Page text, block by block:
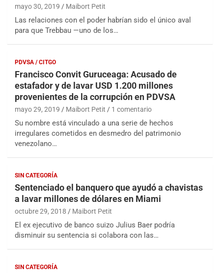
mayo 30, 2019 Maibort Petit
Las relaciones con el poder habrían sido el único aval
para que Trebbau —uno de los…
PDVSA / CITGO
Francisco Convit Guruceaga: Acusado de
estafador y de lavar USD 1.200 millones
provenientes de la corrupción en PDVSA
mayo 29, 2019 Maibort Petit 1 comentario
Su nombre está vinculado a una serie de hechos
irregulares cometidos en desmedro del patrimonio
venezolano…
SIN CATEGORÍA
Sentenciado el banquero que ayudó a chavistas
a lavar millones de dólares en Miami
octubre 29, 2018 Maibort Petit
El ex ejecutivo de banco suizo Julius Baer podría
disminuir su sentencia si colabora con las…
SIN CATEGORÍA